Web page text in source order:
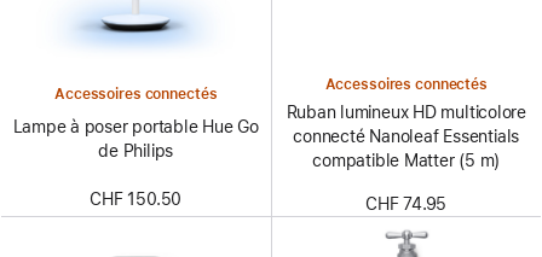
Accessoires connectés
Lampe à poser portable Hue Go
de Philips
CHF 150.50
Accessoires connectés
Ruban lumineux HD multicolore
connecté Nanoleaf Essentials
compatible Matter (5 m)
CHF 74.95